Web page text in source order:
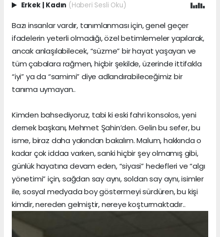
Erkek Kadın (Haberi Sesli Oku)
Bazı insanlar vardır, tanımlanması için, genel geçer
ifadelerin yeterli olmadığı, özel betimlemeler yapılarak,
ancak anlaşılabilecek, “süzme” bir hayat yaşayan ve
tüm çabalara rağmen, hiçbir şekilde, üzerinde ittifakla
“iyi” ya da “samimi” diye adlandırabileceğimiz bir
tanıma uymayan..
Kimden bahsediyoruz, tabi ki eski fahri konsolos, yeni
dernek başkanı, Mehmet Şahin’den. Gelin bu sefer, bu
isme, biraz daha yakından bakalım. Malum, hakkında o
kadar çok iddaa varken, sanki hiçbir şey olmamış gibi,
günlük hayatına devam eden, “siyasi” hedefleri ve “algı
yönetimi” için, sağdan say aynı, soldan say aynı, isimler
ile, sosyal medyada boy göstermeyi sürdüren, bu kişi
kimdir, nereden gelmiştir, nereye koşturmaktadır..